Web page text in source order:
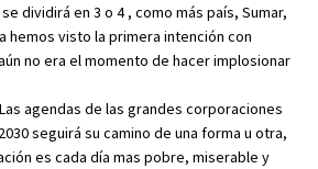
dividirá en 3 o 4 , como más país, Sumar,
hemos visto la primera intención con
no era el momento de hacer implosionar
agendas de las grandes corporaciones
seguirá su camino de una forma u otra,
es cada día mas pobre, miserable y